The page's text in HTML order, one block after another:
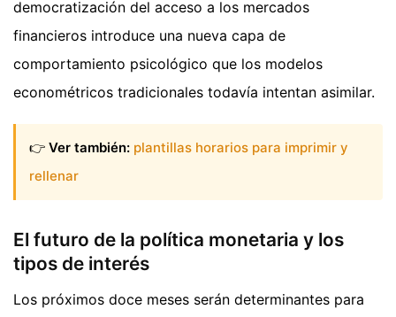
democratización del acceso a los mercados
financieros introduce una nueva capa de
comportamiento psicológico que los modelos
econométricos tradicionales todavía intentan asimilar.
👉 Ver también: plantillas horarios para imprimir y
rellenar
El futuro de la política monetaria y los
tipos de interés
Los próximos doce meses serán determinantes para